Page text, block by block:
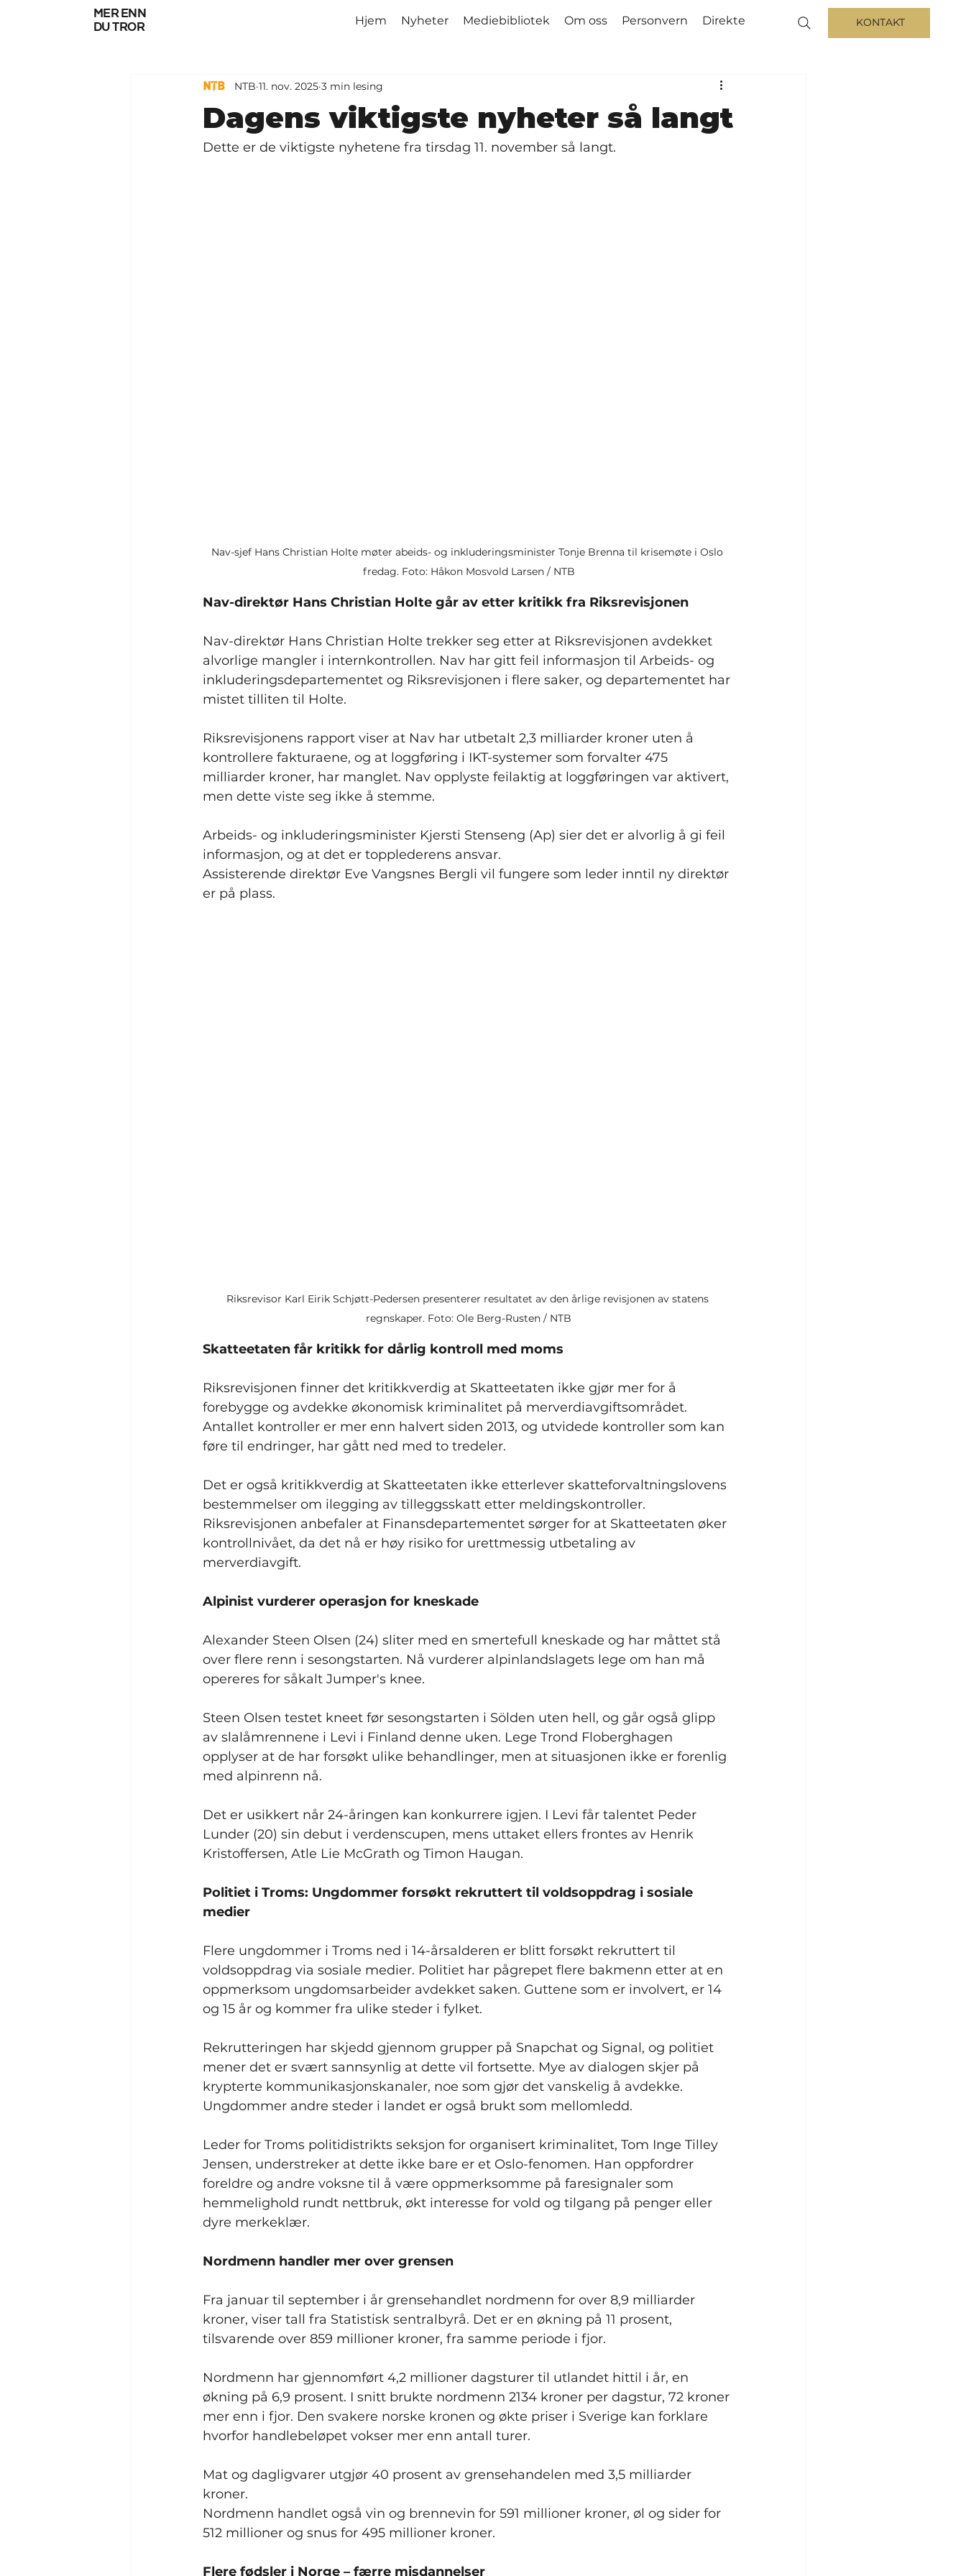
mer enn
du tror
Hjem Nyheter Mediebibliotek Om oss Personvern Direkte KONTAKT
Dagens viktigste nyheter så langt
NTB 11. nov. 2025 3 min lesing
Dette er de viktigste nyhetene fra tirsdag 11. november så langt.
Nav-sjef Hans Christian Holte møter abeids- og inkluderingsminister Tonje Brenna til krisemøte i Oslo
fredag. Foto: Håkon Mosvold Larsen / NTB
Nav-direktør Hans Christian Holte går av etter kritikk fra Riksrevisjonen
Nav-direktør Hans Christian Holte trekker seg etter at Riksrevisjonen avdekket
alvorlige mangler i internkontrollen. Nav har gitt feil informasjon til Arbeids- og
inkluderingsdepartementet og Riksrevisjonen i flere saker, og departementet har
mistet tilliten til Holte.
Riksrevisjonens rapport viser at Nav har utbetalt 2,3 milliarder kroner uten å
kontrollere fakturaene, og at loggføring i IKT-systemer som forvalter 475
milliarder kroner, har manglet. Nav opplyste feilaktig at loggføringen var aktivert,
men dette viste seg ikke å stemme.
Arbeids- og inkluderingsminister Kjersti Stenseng (Ap) sier det er alvorlig å gi feil
informasjon, og at det er topplederens ansvar.
Assisterende direktør Eve Vangsnes Bergli vil fungere som leder inntil ny direktør
er på plass.
Riksrevisor Karl Eirik Schjøtt-Pedersen presenterer resultatet av den årlige revisjonen av statens
regnskaper. Foto: Ole Berg-Rusten / NTB
Skatteetaten får kritikk for dårlig kontroll med moms
Riksrevisjonen finner det kritikkverdig at Skatteetaten ikke gjør mer for å
forebygge og avdekke økonomisk kriminalitet på merverdiavgiftsområdet.
Antallet kontroller er mer enn halvert siden 2013, og utvidede kontroller som kan
føre til endringer, har gått ned med to tredeler.
Det er også kritikkverdig at Skatteetaten ikke etterlever skatteforvaltningslovens
bestemmelser om ilegging av tilleggsskatt etter meldingskontroller.
Riksrevisjonen anbefaler at Finansdepartementet sørger for at Skatteetaten øker
kontrollnivået, da det nå er høy risiko for urettmessig utbetaling av
merverdiavgift.
Alpinist vurderer operasjon for kneskade
Alexander Steen Olsen (24) sliter med en smertefull kneskade og har måttet stå
over flere renn i sesongstarten. Nå vurderer alpinlandslagets lege om han må
opereres for såkalt Jumper's knee.
Steen Olsen testet kneet før sesongstarten i Sölden uten hell, og går også glipp
av slalåmrennene i Levi i Finland denne uken. Lege Trond Floberghagen
opplyser at de har forsøkt ulike behandlinger, men at situasjonen ikke er forenlig
med alpinrenn nå.
Det er usikkert når 24-åringen kan konkurrere igjen. I Levi får talentet Peder
Lunder (20) sin debut i verdenscupen, mens uttaket ellers frontes av Henrik
Kristoffersen, Atle Lie McGrath og Timon Haugan.
Politiet i Troms: Ungdommer forsøkt rekruttert til voldsoppdrag i sosiale
medier
Flere ungdommer i Troms ned i 14-årsalderen er blitt forsøkt rekruttert til
voldsoppdrag via sosiale medier. Politiet har pågrepet flere bakmenn etter at en
oppmerksom ungdomsarbeider avdekket saken. Guttene som er involvert, er 14
og 15 år og kommer fra ulike steder i fylket.
Rekrutteringen har skjedd gjennom grupper på Snapchat og Signal, og politiet
mener det er svært sannsynlig at dette vil fortsette. Mye av dialogen skjer på
krypterte kommunikasjonskanaler, noe som gjør det vanskelig å avdekke.
Ungdommer andre steder i landet er også brukt som mellomledd.
Leder for Troms politidistrikts seksjon for organisert kriminalitet, Tom Inge Tilley
Jensen, understreker at dette ikke bare er et Oslo-fenomen. Han oppfordrer
foreldre og andre voksne til å være oppmerksomme på faresignaler som
hemmelighold rundt nettbruk, økt interesse for vold og tilgang på penger eller
dyre merkeklær.
Nordmenn handler mer over grensen
Fra januar til september i år grensehandlet nordmenn for over 8,9 milliarder
kroner, viser tall fra Statistisk sentralbyrå. Det er en økning på 11 prosent,
tilsvarende over 859 millioner kroner, fra samme periode i fjor.
Nordmenn har gjennomført 4,2 millioner dagsturer til utlandet hittil i år, en
økning på 6,9 prosent. I snitt brukte nordmenn 2134 kroner per dagstur, 72 kroner
mer enn i fjor. Den svakere norske kronen og økte priser i Sverige kan forklare
hvorfor handlebeløpet vokser mer enn antall turer.
Mat og dagligvarer utgjør 40 prosent av grensehandelen med 3,5 milliarder
kroner.
Nordmenn handlet også vin og brennevin for 591 millioner kroner, øl og sider for
512 millioner og snus for 495 millioner kroner.
Flere fødsler i Norge – færre misdannelser